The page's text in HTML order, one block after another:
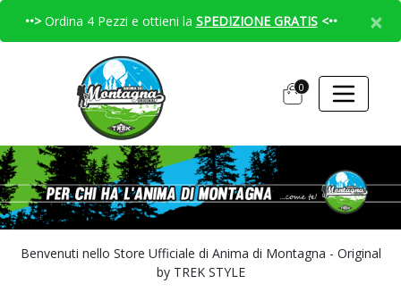
••> Ordina 4 Pezzi e ottieni la SPEDIZIONE GRATIS<•• ×
0
Benvenuti nello Store Ufficiale di Anima di Montagna - Original
by TREK STYLE